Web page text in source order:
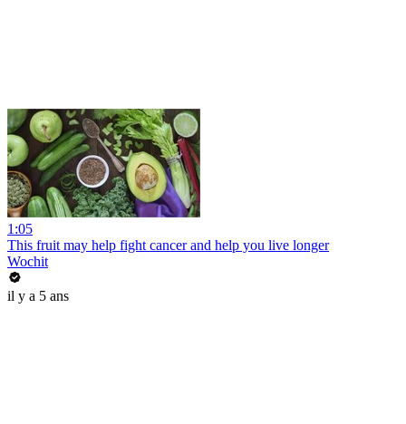
1:05
This fruit may help fight cancer and help you live longer
Wochit
il y a 5 ans